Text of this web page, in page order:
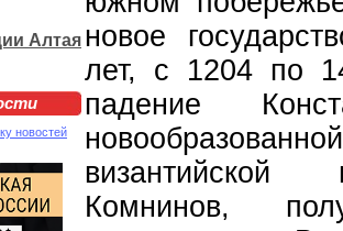
Алтая
новостей
новое
лет, с 1204 по
падение
византийской
Комнинов,